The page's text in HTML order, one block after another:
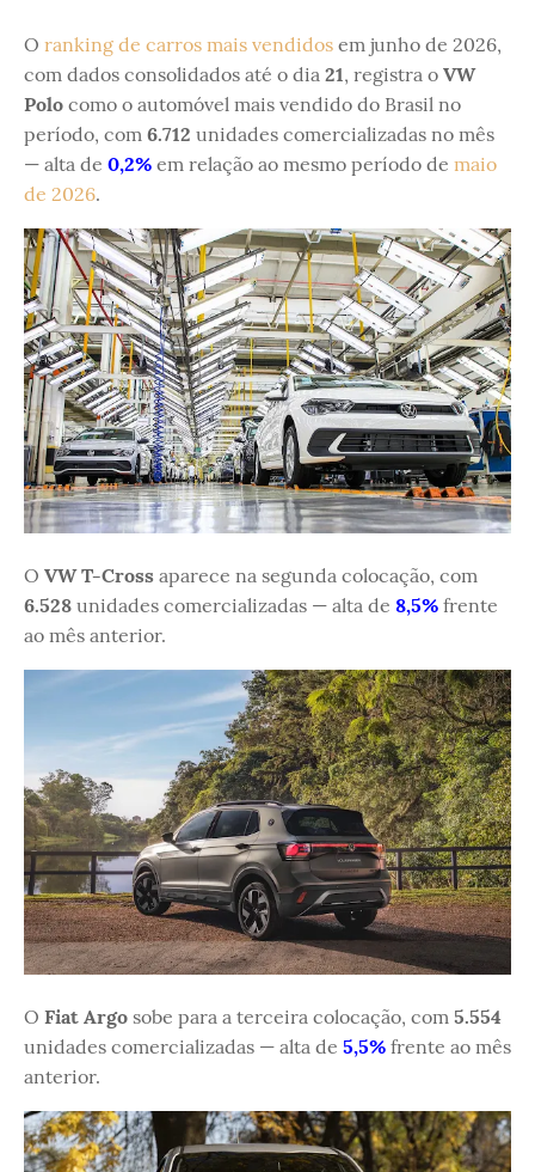
O ranking de carros mais vendidos em junho de 2026,
com dados consolidados até o dia 21, registra o VW
Polo como o automóvel mais vendido do Brasil no
período, com 6.712 unidades comercializadas no mês
— alta de 0,2% em relação ao mesmo período de maio
de 2026.
O VW T-Cross aparece na segunda colocação, com
6.528 unidades comercializadas — alta de 8,5% frente
ao mês anterior.
O Fiat Argo sobe para a terceira colocação, com 5.554
unidades comercializadas — alta de 5,5% frente ao mês
anterior.